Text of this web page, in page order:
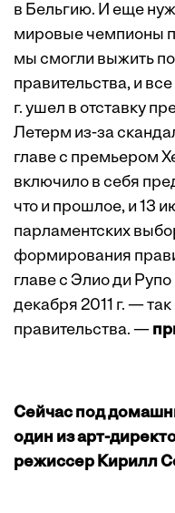
в Бельгию. И еще
мировые чемпионы
мы смогли выжить
правительства, и
г. ушел в отставку
Летерм из-за
главе с премьером
включило в себя
что и прошлое, и 13
парламентских
формирования
главе с Элио ди
декабря 2011 г. —
правительства. —
Сейчас под
один из арт-
режиссер Кирилл